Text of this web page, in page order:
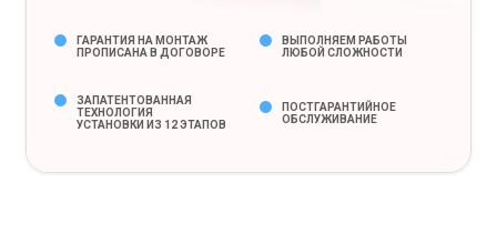
ГАРАНТИЯ НА МОНТАЖ
ПРОПИСАНА В ДОГОВОРЕ
ВЫПОЛНЯЕМ РАБОТЫ
ЛЮБОЙ СЛОЖНОСТИ
ЗАПАТЕНТОВАННАЯ
ТЕХНОЛОГИЯ
УСТАНОВКИ ИЗ 12 ЭТАПОВ
ПОСТГАРАНТИЙНОЕ
ОБСЛУЖИВАНИЕ